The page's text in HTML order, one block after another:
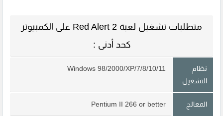
متطلبات تشغيل لعبة Red Alert 2 على الكمبيوتر
كحد أدنى :
نظام
التشغيل
Windows 98/2000/XP/7/8/10/11
المعالج Pentium II 266 or better